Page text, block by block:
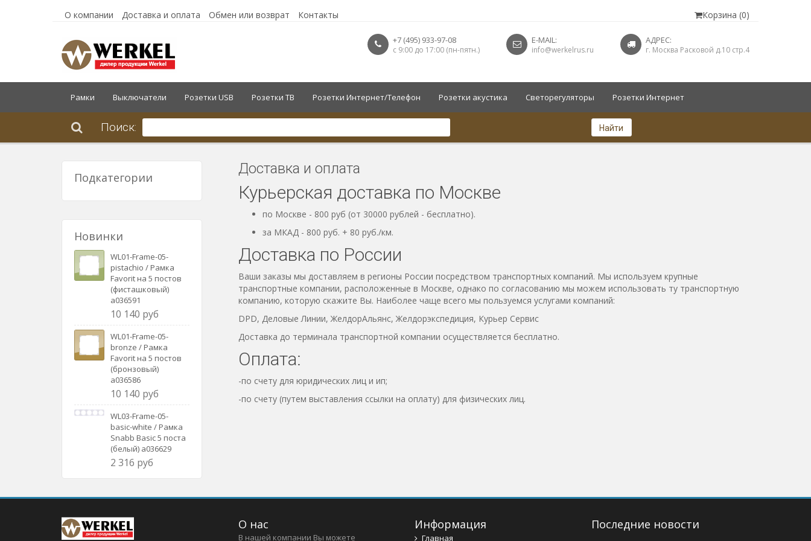
О компании Доставка и оплата Обмен или возврат Контакты Корзина (0)
+7 (495) 933-97-08
с 9:00 до 17:00 (пн-пятн.)
E-MAIL:
info@werkelrus.ru
АДРЕС:
г. Москва Расковой д.10 стр.4
Рамки Выключатели Розетки USB Розетки ТВ Розетки Интернет/Телефон Розетки акустика Светорегуляторы Розетки Интернет
Поиск: Найти
Подкатегории
Новинки
WL01-Frame-05-
pistachio / Рамка
Favorit на 5 постов
(фисташковый)
a036591
10 140 руб
WL01-Frame-05-
bronze / Рамка
Favorit на 5 постов
(бронзовый)
a036586
10 140 руб
WL03-Frame-05-
basic-white / Рамка
Snabb Basic 5 поста
(белый) a036629
2 316 руб
Доставка и оплата
Курьерская доставка по Москве
по Москве - 800 руб (от 30000 рублей - бесплатно).
за МКАД - 800 руб. + 80 руб./км.
Доставка по России
Ваши заказы мы доставляем в регионы России посредством транспортных компаний. Мы используем крупные
транспортные компании, расположенные в Москве, однако по согласованию мы можем использовать ту транспортную
компанию, которую скажите Вы. Наиболее чаще всего мы пользуемся услугами компаний:
DPD, Деловые Линии, ЖелдорАльянс, Желдорэкспедиция, Курьер Сервис
Доставка до терминала транспортной компании осуществляется бесплатно.
Оплата:
-по счету для юридических лиц и ип;
-по счету (путем выставления ссылки на оплату) для физических лиц.
О нас
В нашей компании Вы можете
Информация
Главная
Последние новости